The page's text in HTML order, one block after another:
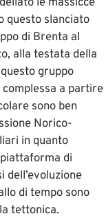
questo slanciato
di Brenta al
alla testata della
gruppo
a partire
sono ben
Norico-
in quanto
di
dell’evoluzione
di tempo sono
tettonica.